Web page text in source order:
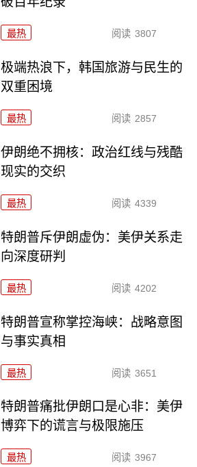
最热 阅读 3807
极端热浪下，韩国旅游与民生的
双重困境
最热 阅读 2857
伊朗绝不拥核：政治红线与残酷
现实的交织
最热 阅读 4339
特朗普斥伊朗虚伪：美伊关系走
向深度研判
最热 阅读 4202
特朗普宣称掌控海峡：战略意图
与事实真相
最热 阅读 3651
特朗普痛批伊朗口是心非：美伊
博弈下的谎言与极限施压
最热 阅读 3967